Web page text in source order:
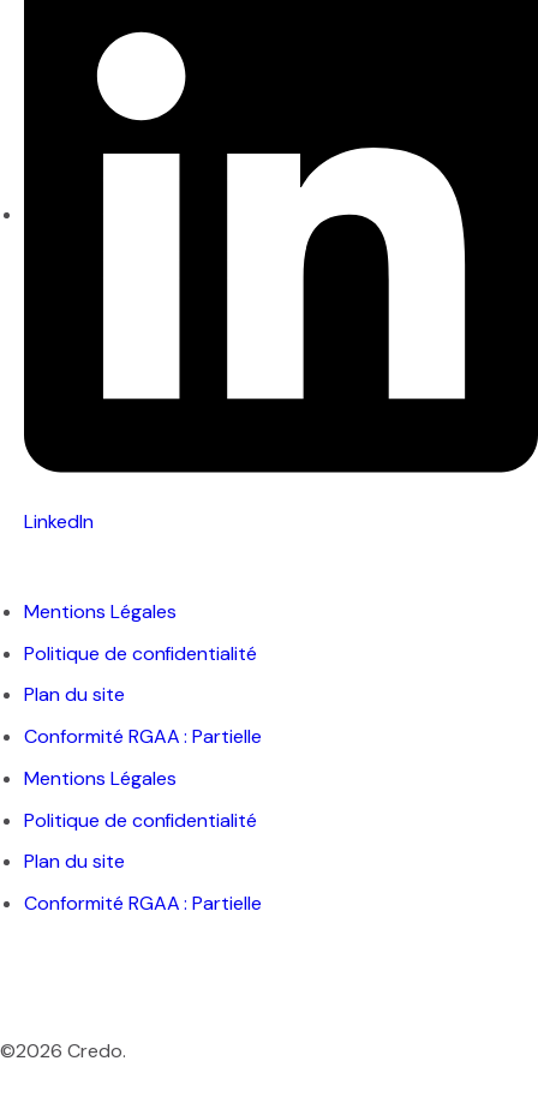
LinkedIn
Mentions Légales
Politique de confidentialité
Plan du site
Conformité RGAA : Partielle
Mentions Légales
Politique de confidentialité
Plan du site
Conformité RGAA : Partielle
©2026 Credo.